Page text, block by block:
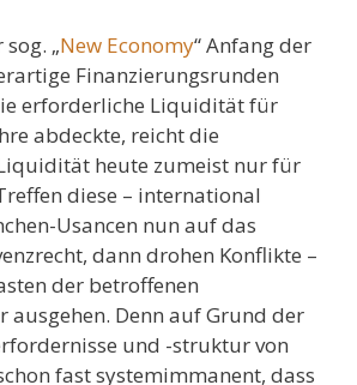
„New Economy“ Anfang der
Finanzierungsrunden
erforderliche Liquidität für
abdeckte, reicht die
heute zumeist nur für
diese – international
Usancen nun auf das
dann drohen Konflikte –
der betroffenen
ausgehen. Denn auf Grund der
und -struktur von
fast systemimmanent, dass